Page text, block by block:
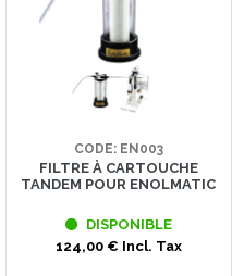
CODE: EN003
FILTRE À CARTOUCHE
TANDEM POUR ENOLMATIC
DISPONIBLE
124,00 € Incl. Tax